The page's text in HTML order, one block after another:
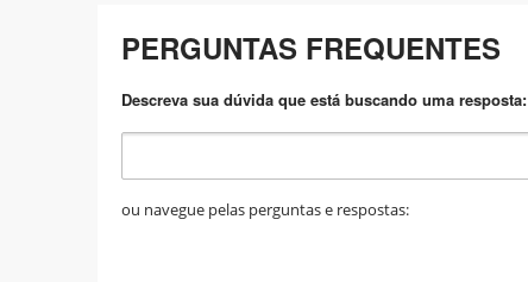
PERGUNTAS FREQUENTES
Descreva sua dúvida que está buscando uma resposta:
ou navegue pelas perguntas e respostas: